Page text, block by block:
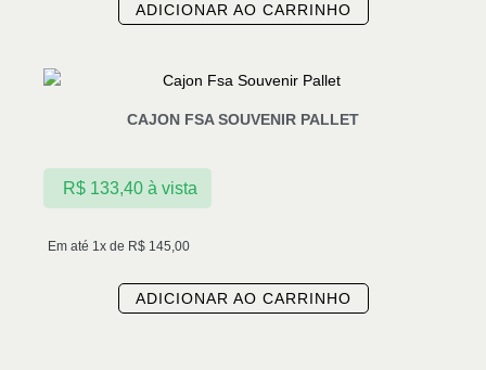
ADICIONAR AO CARRINHO
CAJON FSA SOUVENIR PALLET
Em até 1x de R$ 145,00
R$133,40 à vista
ADICIONAR AO CARRINHO